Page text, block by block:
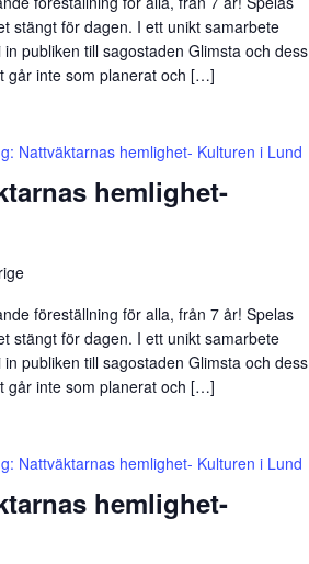
stängt för dagen. I ett unikt samarbete
publiken till sagostaden Glimsta och dess
går inte som planerat och […]
hemlighet-
Nattväktarnas hemlighet- Kulturen i Lund
föreställning för alla, från 7 år! Spelas
stängt för dagen. I ett unikt samarbete
publiken till sagostaden Glimsta och dess
går inte som planerat och […]
hemlighet-
Nattväktarnas hemlighet- Kulturen i Lund